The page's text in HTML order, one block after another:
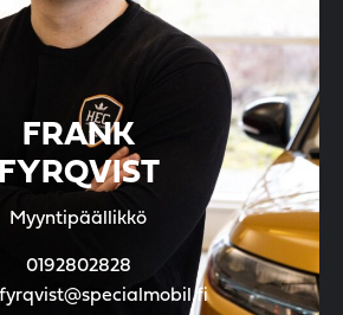
FRANK
FYRQVIST
Myyntipäällikkö
0192802828